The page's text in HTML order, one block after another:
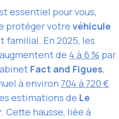
essentiel pour vous,
protéger votre véhicule
familial. En 2025, les
augmentent de 4 à 6 % par
Fact and Figues,
à environ 704 à 720 €
estimations de Le
. Cette hausse, liée à